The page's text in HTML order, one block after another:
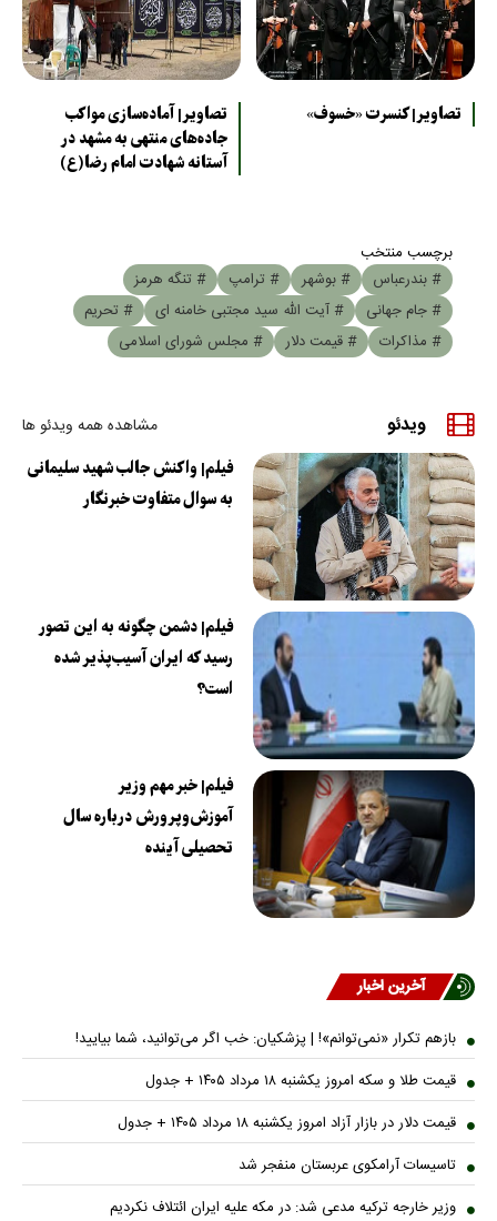
تصاویر| کنسرت «خسوف»
تصاویر| آماده‌سازی مواکب
جاده‌های منتهی به مشهد در
آستانه شهادت امام رضا(ع)
برچسب منتخب
# بندرعباس
# بوشهر # ترامپ
# تنگه هرمز
# جام جهانی
# آیت الله سید مجتبی خامنه ای
# تحریم
# مذاکرات
# قیمت دلار # مجلس شورای اسلامی
ویدئو مشاهده همه ویدئو ها
فیلم| واکنش جالب شهید سلیمانی
به سوال متفاوت خبرنگار
فیلم| دشمن چگونه به این تصور
رسید که ایران آسیب‌پذیر شده
است؟
فیلم| خبر مهم وزیر
آموزش‌وپرورش درباره سال
تحصیلی آینده
آخرین اخبار
بازهم تکرار «نمی‌توانم»! | پزشکیان: خب اگر می‌توانید، شما بیایید!
قیمت طلا و سکه امروز یکشنبه ۱۸ مرداد ۱۴۰۵ + جدول
قیمت دلار در بازار آزاد امروز یکشنبه ۱۸ مرداد ۱۴۰۵ + جدول
تاسیسات آرامکوی عربستان منفجر شد
وزیر خارجه ترکیه مدعی شد: در مکه علیه ایران ائتلاف نکردیم